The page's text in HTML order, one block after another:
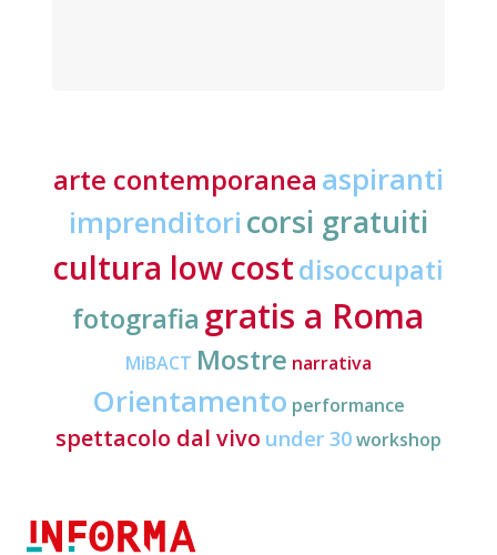
arte contemporanea aspiranti
imprenditori corsi gratuiti
cultura low costdisoccupati
fotografia gratis a Roma
MiBACT Mostre narrativa
Orientamento performance
spettacolo dal vivo under 30workshop